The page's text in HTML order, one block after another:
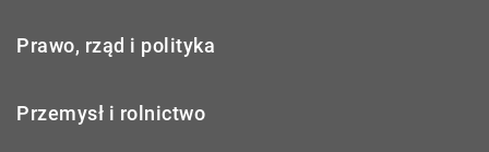
Prawo, rząd i polityka
Przemysł i rolnictwo